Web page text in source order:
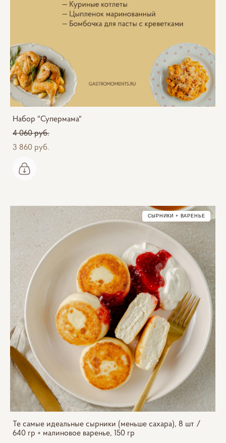
Набор "Супермама"
4 060 pуб.
3 860 pуб.
СЫРНИКИ + ВАРЕНЬЕ
Те самые идеальные сырники (меньше сахара), 8 шт /
640 гр + малиновое варенье, 150 гр